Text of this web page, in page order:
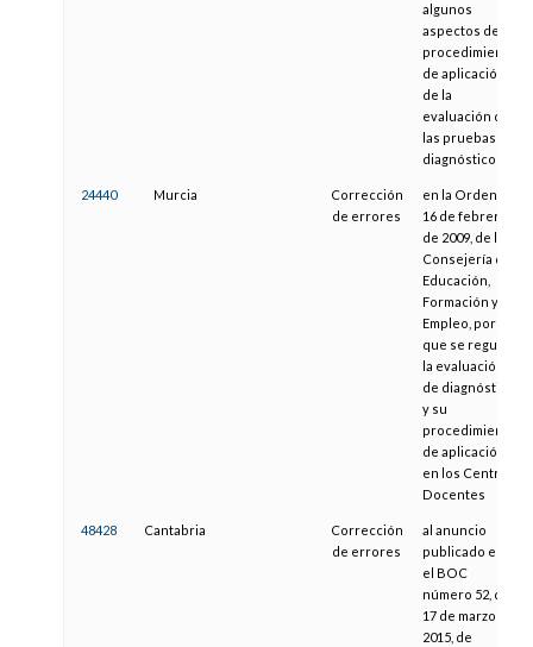
algunos
aspectos del
procedimiento
de aplicación
de la
evaluación de
las pruebas de
diagnóstico
24440 Murcia
Corrección
de errores
en la Orden de
16 de febrero
de 2009, de la
Consejería de
Educación,
Formación y
Empleo, por la
que se regula
la evaluación
de diagnóstico
y su
procedimiento
de aplicación
en los Centros
Docentes
48428 Cantabria
Corrección
de errores
al anuncio
publicado en
el BOC
número 52, de
17 de marzo de
2015, de